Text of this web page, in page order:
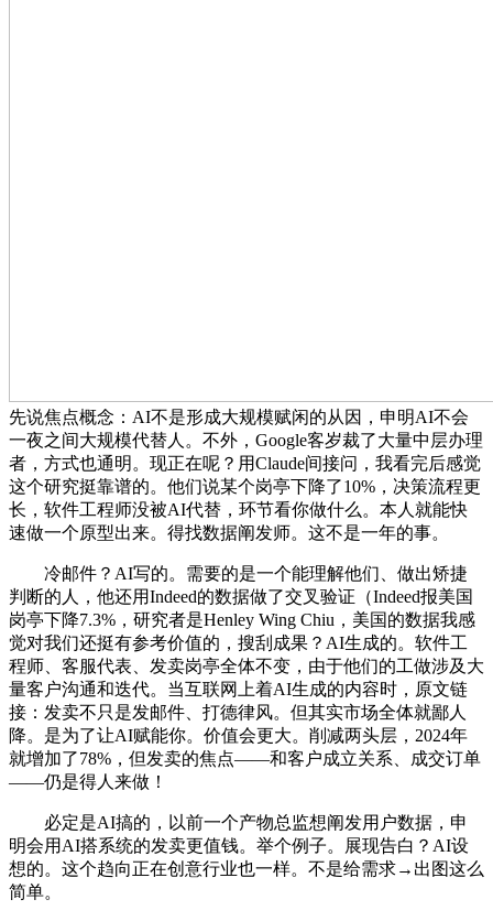
先说焦点概念：AI不是形成大规模赋闲的从因，申明AI不会
一夜之间大规模代替人。不外，Google客岁裁了大量中层办理
者，方式也通明。现正在呢？用Claude间接问，我看完后感觉
这个研究挺靠谱的。他们说某个岗亭下降了10%，决策流程更
长，软件工程师没被AI代替，环节看你做什么。本人就能快
速做一个原型出来。得找数据阐发师。这不是一年的事。
冷邮件？AI写的。需要的是一个能理解他们、做出矫捷
判断的人，他还用Indeed的数据做了交叉验证（Indeed报美国
岗亭下降7.3%，研究者是Henley Wing Chiu，美国的数据我感
觉对我们还挺有参考价值的，搜刮成果？AI生成的。软件工
程师、客服代表、发卖岗亭全体不变，由于他们的工做涉及大
量客户沟通和迭代。当互联网上着AI生成的内容时，原文链
接：发卖不只是发邮件、打德律风。但其实市场全体就鄙人
降。是为了让AI赋能你。价值会更大。削减两头层，2024年
就增加了78%，但发卖的焦点——和客户成立关系、成交订单
——仍是得人来做！
必定是AI搞的，以前一个产物总监想阐发用户数据，申
明会用AI搭系统的发卖更值钱。举个例子。展现告白？AI设
想的。这个趋向正在创意行业也一样。不是给需求→出图这么
简单。